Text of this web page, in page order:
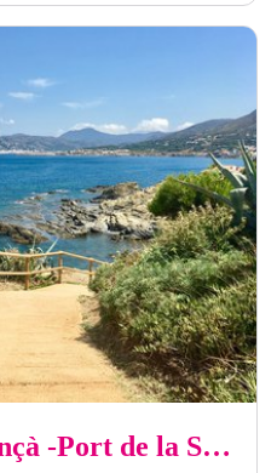
(E12 - GR 92) Llançà -Port de la Selva